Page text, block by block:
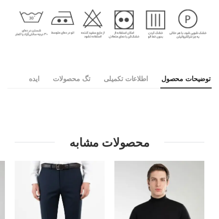
توضیحات محصول اطلاعات تکمیلی تگ محصولات ایده
محصولات مشابه